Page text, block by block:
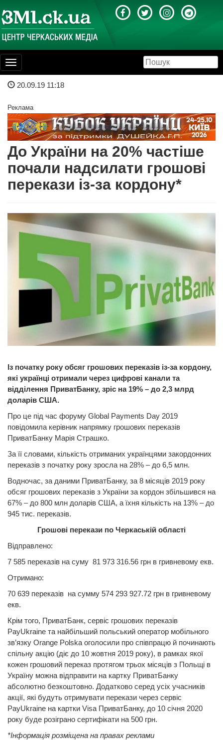
Toggle
navigation
20.09.19 11:18
Реклама
До України на 20% частіше
почали надсилати грошові
перекази із-за кордону*
Із початку року обсяг грошових переказів із-за кордону,
які українці отримали через цифрові канали та
відділення ПриватБанку, зріс на 19% – до 2,3 млрд
доларів США.
Про це під час форуму Global Payments Day 2019
повідомила керівник напрямку грошових переказів
ПриватБанку Марія Страшко.
За її словами, кількість отриманих українцями закордонних
переказів з початку року зросла на 28% – до 6,5 млн.
Водночас, за даними ПриватБанку, за 8 місяців 2019 року
обсяг грошових переказів з України за кордон збільшився на
67% – до 800 млн доларів США, а їхня кількість на 13% – до
945 тис. переказів.
Грошові перекази по Черкаській області
Відправлено:
7 585 переказів на суму 81 973 316.56 грн в гривневому екв.
Отримано:
70 639 переказів на сумму 574 293 927.72 грн в гривневому
екв.
Крім того, ПриватБанк, сервіс грошових переказів
PayUkraine та найбільший польський оператор мобільного
зв’язку Orange Polska оголосили про співпрацю й починають
спільну акцію (діє до 10 жовтня 2019 року), в рамках якої
кожен грошовий переказ протягом трьох місяців з Польщі в
Україну можна відправити на картку ПриватБанку
абсолютно безкоштовно. Додатково серед усіх учасників
акції, які будуть отримувати перекази через сервіс
PayUkraine на картки Visa ПриватБанку, до 10 січня 2020
року буде розіграно сертифікати на 500 грн.
*Інформація розміщена на правах реклами